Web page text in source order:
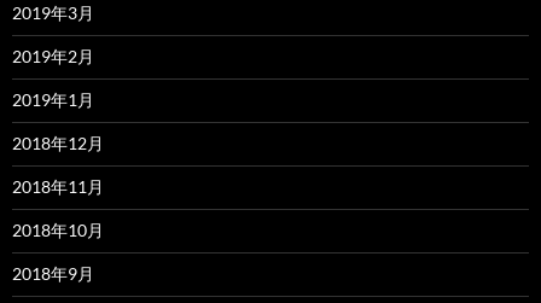
2019年3月
2019年2月
2019年1月
2018年12月
2018年11月
2018年10月
2018年9月